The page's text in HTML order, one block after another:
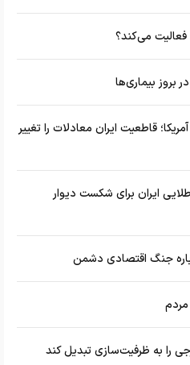
می‌کند؟
بروز بیماری‌ها
قاطعیت ایران معادلات را تغییر
ایران برای شکست دیوار
جنگ اقتصادی دشمن
را به ظرفیت‌سازی تبدیل کند